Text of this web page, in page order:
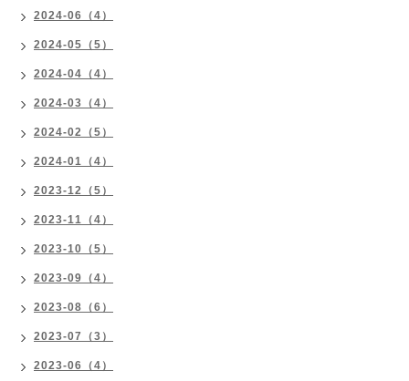
2024-06（4）
2024-05（5）
2024-04（4）
2024-03（4）
2024-02（5）
2024-01（4）
2023-12（5）
2023-11（4）
2023-10（5）
2023-09（4）
2023-08（6）
2023-07（3）
2023-06（4）